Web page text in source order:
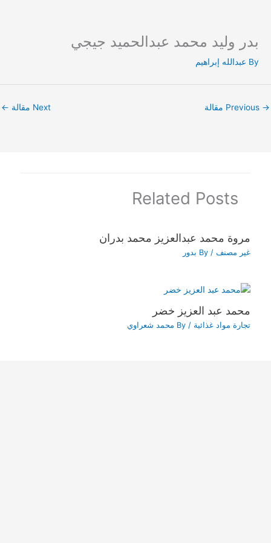
content
بدر وليد محمد عبدالحميد جيجي
By عبدالله إبراهيم
→ Next مقالة ←
Related Posts
مروة محمد عبدالعزيز محمد بدران
غير مصنف / By بدور
محمد عبد العزيز خضر
تجارة مواد غذائية / By محمد شعراوي